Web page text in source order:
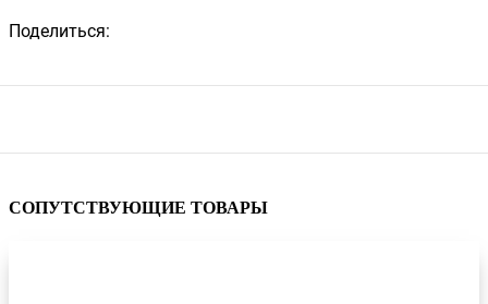
Поделиться:
СОПУТСТВУЮЩИЕ ТОВАРЫ